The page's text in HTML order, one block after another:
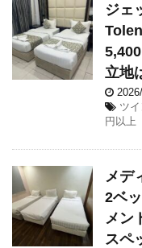
ジェ
立地
ツ
円以上
メデ
2ベ
メン
スペ